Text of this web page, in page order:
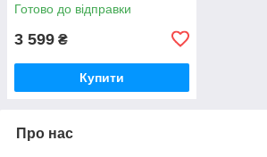
Готово до відправки
3 599 ₴
Купити
Про нас